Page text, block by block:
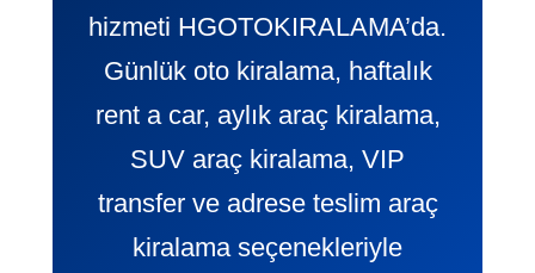
hizmeti HGOTOKIRALAMA’da.
Günlük oto kiralama, haftalık
rent a car, aylık araç kiralama,
SUV araç kiralama, VIP
transfer ve adrese teslim araç
kiralama seçenekleriyle